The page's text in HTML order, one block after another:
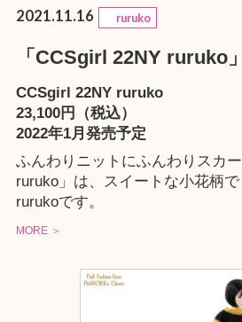
2021.11.16 ruruko
「CCSgirl 22NY ruruko
CCSgirl 22NY ruruko
23,100円（税込）
2022年1月発売予定
ふんわりニットにふんわりスカ
ruruko」は、スイートな小花柄
rurukoです。
MORE ＞